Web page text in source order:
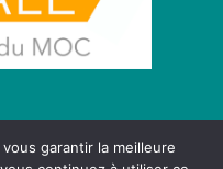
garantir la meilleure